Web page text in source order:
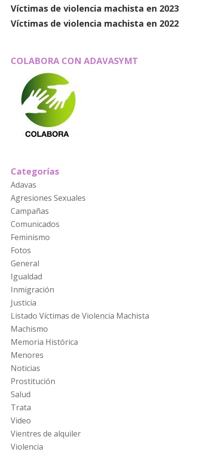
Víctimas de violencia machista en 2023
Víctimas de violencia machista en 2022
COLABORA CON ADAVASYMT
Categorías
Adavas
Agresiones Sexuales
Campañas
Comunicados
Feminismo
Fotos
General
Igualdad
Inmigración
Justicia
Listado Víctimas de Violencia Machista
Machismo
Memoria Histórica
Menores
Noticias
Prostitución
Salud
Trata
Video
Vientres de alquiler
Violencia